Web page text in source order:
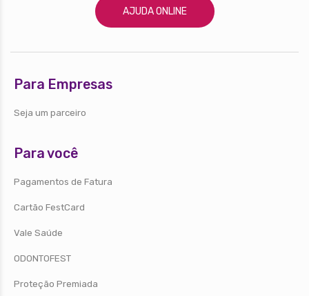
AJUDA ONLINE
Para Empresas
Seja um parceiro
Para você
Pagamentos de Fatura
Cartão FestCard
Vale Saúde
ODONTOFEST
Proteção Premiada